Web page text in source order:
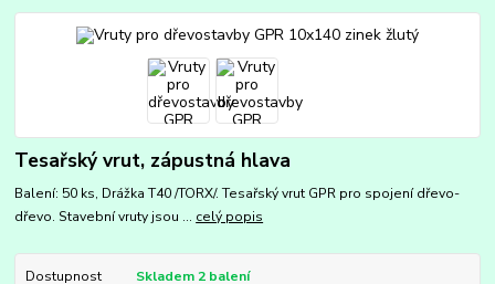
Tesařský vrut, zápustná hlava
Balení: 50 ks, Drážka T40 /TORX/. Tesařský vrut GPR pro spojení dřevo-
dřevo. Stavební vruty jsou ... celý popis
Dostupnost
Skladem 2 balení